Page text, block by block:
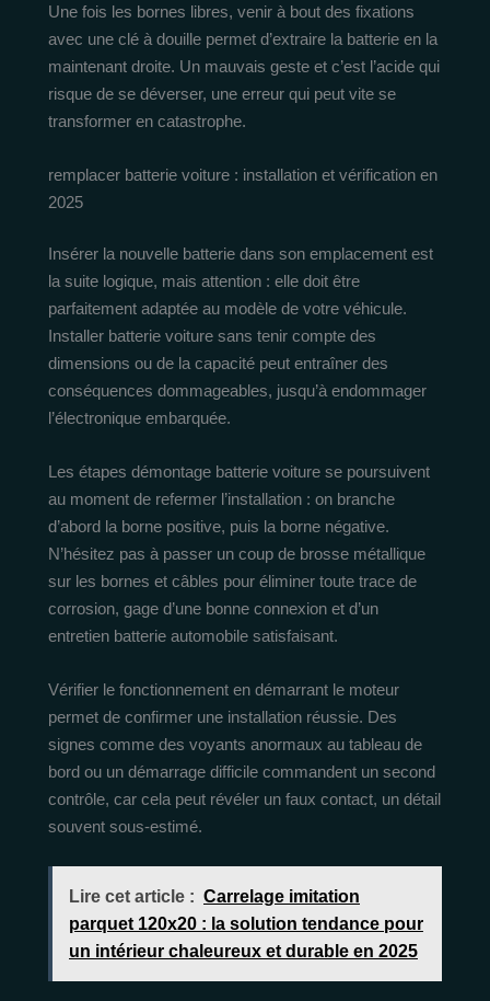
Une fois les bornes libres, venir à bout des fixations
avec une clé à douille permet d’extraire la batterie en la
maintenant droite. Un mauvais geste et c’est l’acide qui
risque de se déverser, une erreur qui peut vite se
transformer en catastrophe.
remplacer batterie voiture : installation et vérification en
2025
Insérer la nouvelle batterie dans son emplacement est
la suite logique, mais attention : elle doit être
parfaitement adaptée au modèle de votre véhicule.
Installer batterie voiture sans tenir compte des
dimensions ou de la capacité peut entraîner des
conséquences dommageables, jusqu’à endommager
l’électronique embarquée.
Les étapes démontage batterie voiture se poursuivent
au moment de refermer l’installation : on branche
d’abord la borne positive, puis la borne négative.
N’hésitez pas à passer un coup de brosse métallique
sur les bornes et câbles pour éliminer toute trace de
corrosion, gage d’une bonne connexion et d’un
entretien batterie automobile satisfaisant.
Vérifier le fonctionnement en démarrant le moteur
permet de confirmer une installation réussie. Des
signes comme des voyants anormaux au tableau de
bord ou un démarrage difficile commandent un second
contrôle, car cela peut révéler un faux contact, un détail
souvent sous-estimé.
Lire cet article : Carrelage imitation
parquet 120x20 : la solution tendance pour
un intérieur chaleureux et durable en 2025